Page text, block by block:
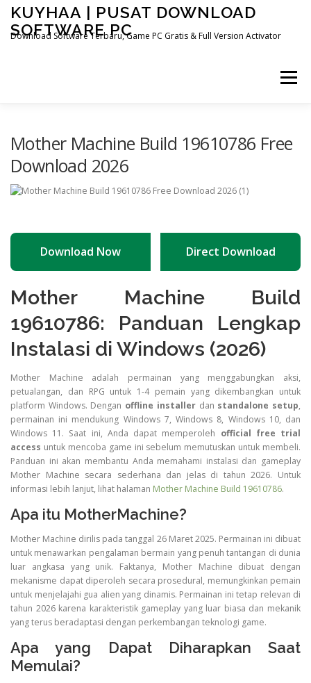
Skip
content
KUYHAA | PUSAT DOWNLOAD
SOFTWARE PC
Download Software Terbaru, Game PC Gratis & Full Version Activator
Menu
Mother Machine Build 19610786 Free
Download 2026
Download Now Direct Download
Mother Machine Build
19610786: Panduan Lengkap
Instalasi di Windows (2026)
Mother Machine adalah permainan yang menggabungkan aksi,
petualangan, dan RPG untuk 1-4 pemain yang dikembangkan untuk
platform Windows. Dengan offline installerdan standalone setup,
permainan ini mendukung Windows 7, Windows 8, Windows 10, dan
Windows 11. Saat ini, Anda dapat memperoleh official free trial
access untuk mencoba game ini sebelum memutuskan untuk membeli.
Panduan ini akan membantu Anda memahami instalasi dan gameplay
Mother Machine secara sederhana dan jelas di tahun 2026. Untuk
informasi lebih lanjut, lihat halaman Mother Machine Build 19610786.
Apa itu MotherMachine?
Mother Machine dirilis pada tanggal 26 Maret 2025. Permainan ini dibuat
untuk menawarkan pengalaman bermain yang penuh tantangan di dunia
luar angkasa yang unik. Faktanya, Mother Machine dibuat dengan
mekanisme dapat diperoleh secara prosedural, memungkinkan pemain
untuk menjelajahi gua alien yang dinamis. Permainan ini tetap relevan di
tahun 2026 karena karakteristik gameplay yang luar biasa dan mekanik
yang terus beradaptasi dengan perkembangan teknologi game.
Apa yang Dapat Diharapkan Saat
Memulai?